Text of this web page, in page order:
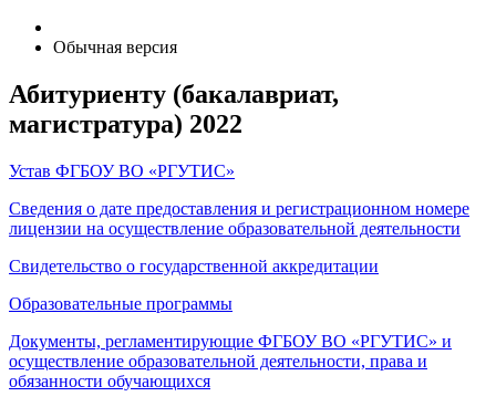
Обычная версия
Абитуриенту (бакалавриат,
магистратура) 2022
Устав ФГБОУ ВО «РГУТИС»
Сведения о дате предоставления и регистрационном номере
лицензии на осуществление образовательной деятельности
Свидетельство о государственной аккредитации
Образовательные программы
Документы, регламентирующие ФГБОУ ВО «РГУТИС» и
осуществление образовательной деятельности, права и
обязанности обучающихся